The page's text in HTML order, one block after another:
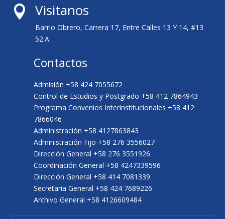
 Visitanos
Barrio Obrero, Carrera 17, Entre Calles 13 Y 14, #13
52.A
Contactos
Admisión +58 424 7055672
Control de Estudios y Postgrado +58 412 7864943
Programa Convenios Interinstitucionales +58 412
7866046
Administración +58 4127863843
Administración Fijo +58 276 3556027
Dirección General +58 276 3551926
Coordinación General +58 4247339596
Dirección General +58 414 7081339
Secretaria General +58 424 7689226
Archivo General +58 4126609484